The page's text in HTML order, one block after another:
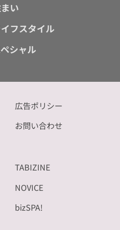
い
フスタイル
シャル
広告ポリシー
お問い合わせ
TABIZINE
NOVICE
bizSPA!